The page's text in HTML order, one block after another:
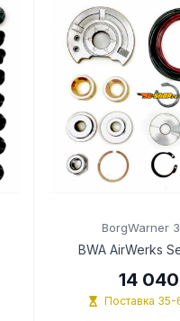
BorgWarner
BWA AirWerks
14
Поставка